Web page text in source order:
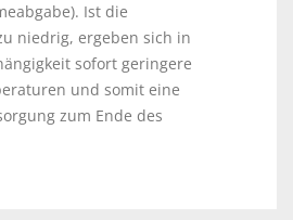
Ist die
niedrig, ergeben sich in
sofort geringere
und somit eine
zum Ende des